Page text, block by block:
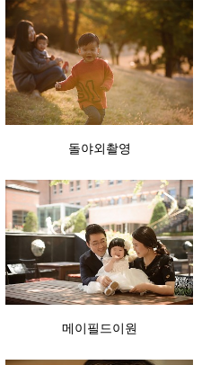
돌야외촬영
메이필드이원